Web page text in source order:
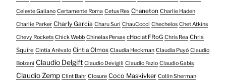
Celeste Galiano Certamente Roma Cetus Rex Chaneton Charlie Haden
Charlie Parker Charly García Charu Suri ChauCoco! Chechelos Chet Atkins
Chevy Rockets Chick Webb Chinelas Persas cHoclat FRoG Chris Rea Chris
Squire Cintia Arévalo Cintia Olmos Claudia Heckman Claudia Puyó Claudio
Bolzani Claudio Delgift Claudio Devigili Claudio Fazio Claudio Gabis
Claudio Zemp Clint Bahr Closure Coco Maskivker Collin Sherman